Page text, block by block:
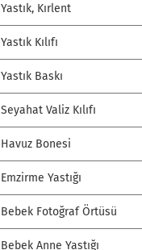
Yastık, Kırlent
Yastık Kılıfı
Yastık Baskı
Seyahat Valiz Kılıfı
Havuz Bonesi
Emzirme Yastığı
Bebek Fotoğraf Örtüsü
Bebek Anne Yastığı